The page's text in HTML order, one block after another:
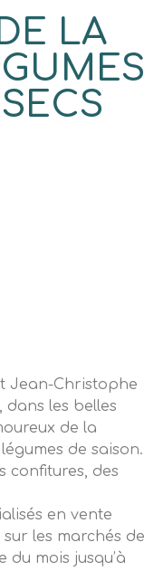
LA
Jean-Christophe
dans les belles
de la
de saison.
confitures, des
en vente
les marchés de
du mois jusqu’à